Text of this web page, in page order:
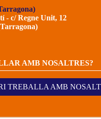
- c/ Regne Unit, 12
AMB NOSALTRES?
TREBALLA AMB